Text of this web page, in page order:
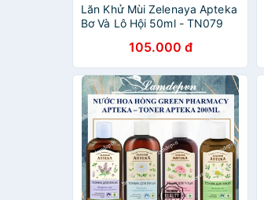
Lăn Khử Mùi Zelenaya Apteka
Bơ Và Lô Hội 50ml - TN079
105.000 đ